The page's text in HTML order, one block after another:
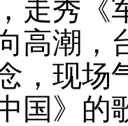
走秀《
高潮，
，现场
国》的